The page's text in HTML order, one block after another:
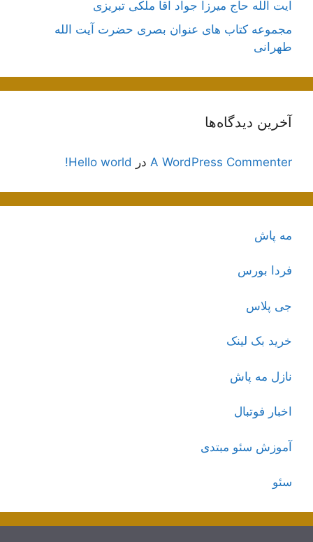
آیت اللَه حاج میرزا جواد آقا ملکی تبریزی
مجموعه کتاب های عنوان بصری حضرت آیت الله
طهرانی
آخرین دیدگاه‌ها
A WordPress Commenter در Hello world!
مه پاش
فردا بورس
جی پلاس
خرید بک لینک
نازل مه پاش
اخبار فوتبال
آموزش سئو مبتدی
سئو